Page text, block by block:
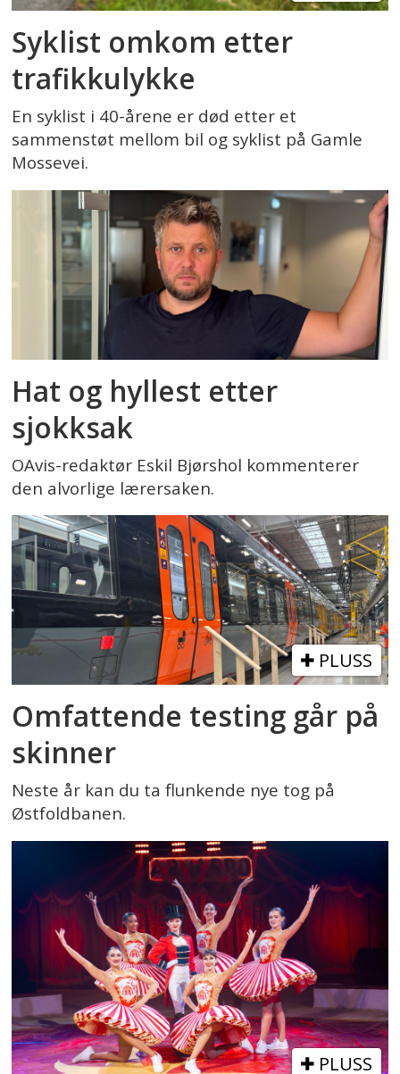
Syklist omkom etter
trafikkulykke
En syklist i 40-årene er død etter et
sammenstøt mellom bil og syklist på Gamle
Mossevei.
Hat og hyllest etter
sjokksak
OAvis-redaktør Eskil Bjørshol kommenterer
den alvorlige lærersaken.
PLUSS
Omfattende testing går på
skinner
Neste år kan du ta flunkende nye tog på
Østfoldbanen.
PLUSS